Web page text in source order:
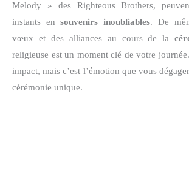
Melody » des Righteous Brothers,
instants ensouvenirs inoubliables. De
vœux et des alliances au cours de la
religieuse est un moment clé de votre
impact, mais c’est l’émotion que vous
cérémonie unique.